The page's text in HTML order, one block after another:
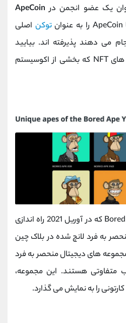
یک عضو انجمن در ApeCoin
توکن اصلی
می دهند پذیرفته اند. بیایید
مختصری در مورد مجموعه های NFT که بخشی از اکوسیستم
Bored Ape Yacht Club (BAYC) که در آوریل 2021 راه اندازی
های دیجیتال منحصر به فرد
متفاوتی هستند. این مجموعه،
را به نمایش می گذارد.